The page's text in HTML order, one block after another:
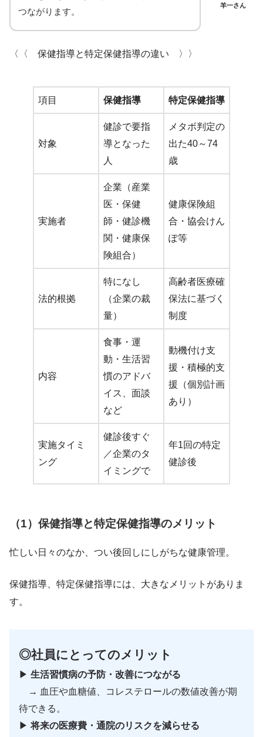
羊一さん
つながります。
〈〈 保健指導と特定保健指導の違い 〉〉
項目 保健指導 特定保健指導
対象
健診で要指
導となった
人
メタボ判定の
出た40～74
歳
実施者
企業（産業
医・保健
師・健診機
関・健康保
険組合）
健康保険組
合・協会けん
ぽ等
法的根拠
特になし
（企業の裁
量）
高齢者医療確
保法に基づく
制度
内容
食事・運
動・生活習
慣のアドバ
イス、面談
など
動機付け支
援・積極的支
援（個別計画
あり）
実施タイミ
ング
健診後すぐ
／企業のタ
イミングで
年1回の特定
健診後
（1）保健指導と特定保健指導のメリット
忙しい日々のなか、つい後回しにしがちな健康管理。
保健指導、特定保健指導には、大きなメリットがありま
す。
◎社員にとってのメリット
▶︎ 生活習慣病の予防・改善につながる
→ 血圧や血糖値、コレステロールの数値改善が期
待できる。
▶︎将来の医療費・通院のリスクを減らせる